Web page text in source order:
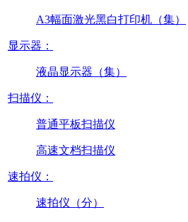
A3幅面激光黑白打印机（集）
显示器：
液晶显示器（集）
扫描仪：
普通平板扫描仪
高速文档扫描仪
速拍仪：
速拍仪（分）